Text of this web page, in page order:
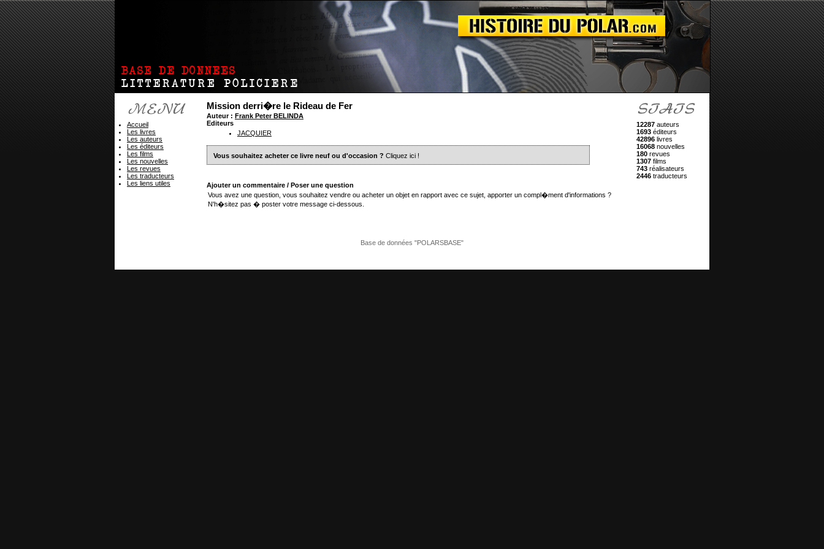
Mission derri�re le Rideau de Fer
Auteur : Frank Peter BELINDA
Editeurs
JACQUIER
Vous souhaitez acheter ce livre neuf ou d'occasion ? Cliquez ici !
Ajouter un commentaire / Poser une question
Vous avez une question, vous souhaitez vendre ou acheter un objet en rapport avec ce sujet, apporter un compl�ment d'informations ?
N'h�sitez pas � poster votre message ci-dessous.
Accueil
Les livres
Les auteurs
Les éditeurs
Les films
Les nouvelles
Les revues
Les traducteurs
Les liens utiles
12287 auteurs
1693 éditeurs
42896 livres
16068 nouvelles
180 revues
1307 films
743 réalisateurs
2446 traducteurs
Base de données "POLARSBASE"